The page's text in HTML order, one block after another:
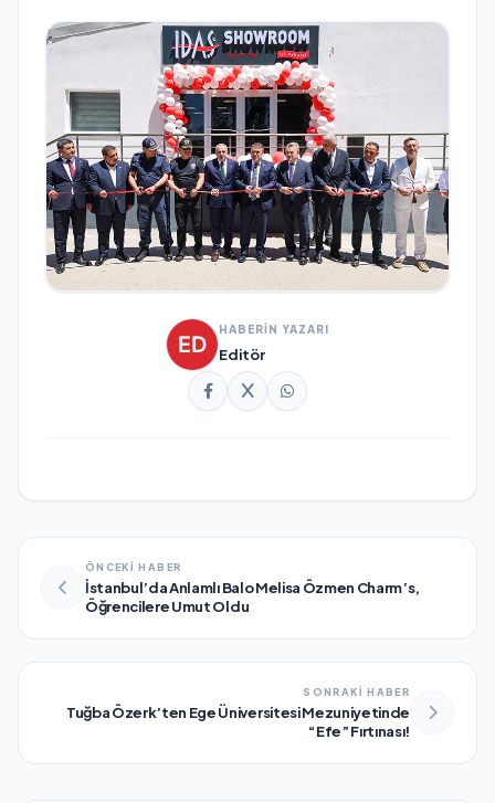
HABERİN YAZARI
Editör
ÖNCEKİ HABER
İstanbul’da Anlamlı Balo Melisa Özmen Charm’s,
Öğrencilere Umut Oldu
SONRAKİ HABER
Tuğba Özerk’ten Ege Üniversitesi Mezuniyetinde
“Efe” Fırtınası!